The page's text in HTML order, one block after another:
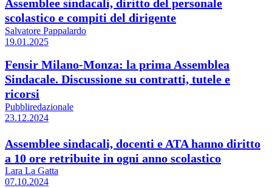
Assemblee sindacali, diritto del personale
scolastico e compiti del dirigente
Salvatore Pappalardo
19.01.2025
Fensir Milano-Monza: la prima Assemblea
Sindacale. Discussione su contratti, tutele e
ricorsi
Pubbliredazionale
23.12.2024
Assemblee sindacali, docenti e ATA hanno diritto
a 10 ore retribuite in ogni anno scolastico
Lara La Gatta
07.10.2024